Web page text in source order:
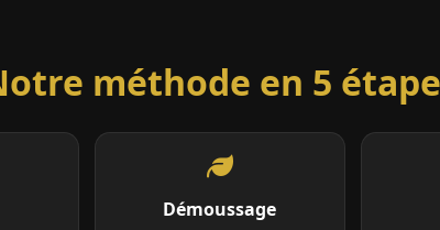
méthode en 5
Démoussage